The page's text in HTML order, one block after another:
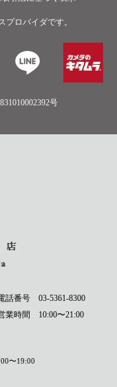
ロバイダです。
号
話番号 03-5361-8300
業時間 10:00〜21:00
〜19:00